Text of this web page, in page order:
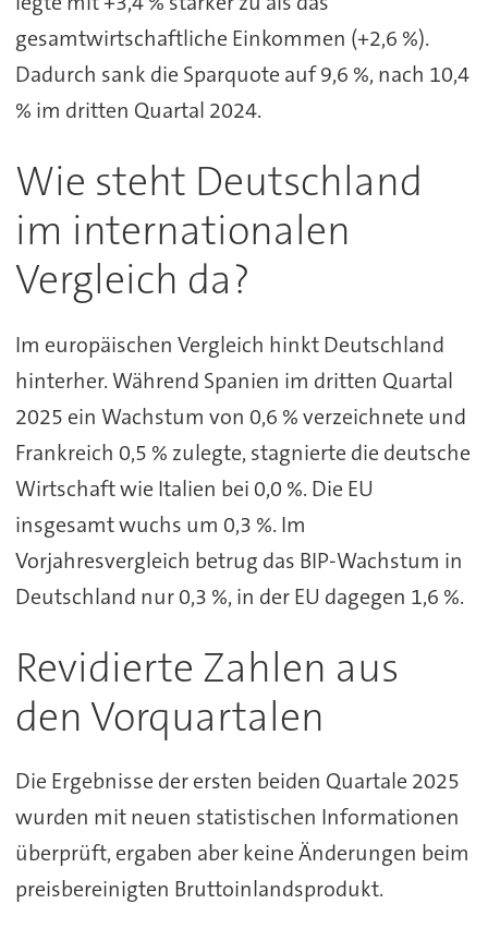
gesamtwirtschaftliche Einkommen (+2,6 %).
Dadurch sank die Sparquote auf 9,6 %, nach 10,4
% im dritten Quartal 2024.
Wie steht Deutschland
im internationalen
Vergleich da?
Im europäischen Vergleich hinkt Deutschland
hinterher. Während Spanien im dritten Quartal
2025 ein Wachstum von 0,6 % verzeichnete und
Frankreich 0,5 % zulegte, stagnierte die deutsche
Wirtschaft wie Italien bei 0,0 %. Die EU
insgesamt wuchs um 0,3 %. Im
Vorjahresvergleich betrug das BIP-Wachstum in
Deutschland nur 0,3 %, in der EU dagegen 1,6 %.
Revidierte Zahlen aus
den Vorquartalen
Die Ergebnisse der ersten beiden Quartale 2025
wurden mit neuen statistischen Informationen
überprüft, ergaben aber keine Änderungen beim
preisbereinigten Bruttoinlandsprodukt.